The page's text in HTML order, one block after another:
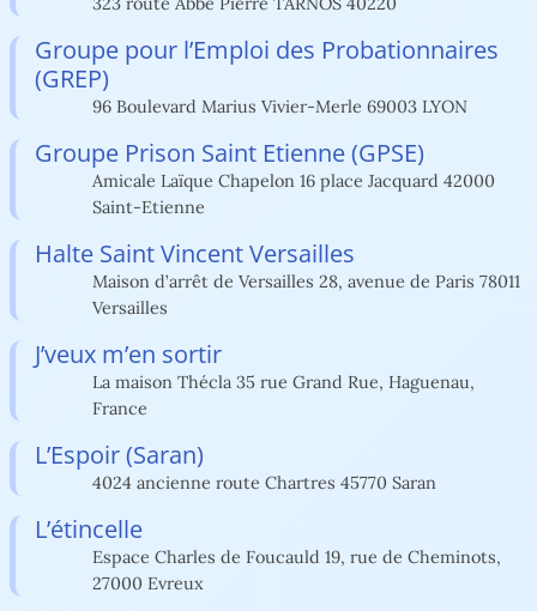
Groupe pour l’Emploi des Probationnaires
(GREP)
96 Boulevard Marius Vivier-Merle 69003 LYON
Groupe Prison Saint Etienne (GPSE)
Amicale Laïque Chapelon 16 place Jacquard 42000
Saint-Etienne
Halte Saint Vincent Versailles
Maison d’arrêt de Versailles 28, avenue de Paris 78011
Versailles
J’veux m’en sortir
La maison Thécla 35 rue Grand Rue, Haguenau,
France
L’Espoir (Saran)
4024 ancienne route Chartres 45770 Saran
L’étincelle
Espace Charles de Foucauld 19, rue de Cheminots,
27000 Evreux